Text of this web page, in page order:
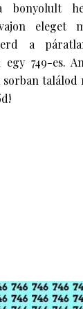
bonyolult
eleget
a
749-es.
találod